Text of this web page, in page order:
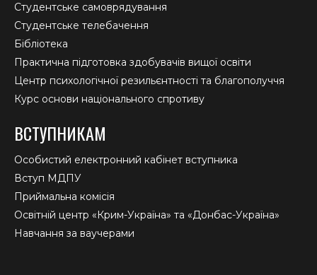
Студентське самоврядування
Студентське телебачення
Бібліотека
Практична підготовка здобувачів вищої освіти
Центр психологічної резильєнтності та благополуччя
Курс основи національного спротиву
ВСТУПНИКАМ
Особистий електронний кабінет вступника
Вступ МДПУ
Приймальна комісія
Освітній центр «Крим-Україна» та «Донбас-Україна»
Навчання за ваучерами